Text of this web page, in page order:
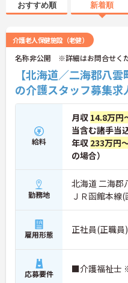
おすすめ順 新着順
介護老人保健施設（老健）
名称非公開 ※詳細はお問合せく
【北海道／二海郡八
の介護スタッフ募集求
給料
月収 14.8万円
当含む諸手当込
年収 233万円
の場合）
勤務地
北海道 二海郡
ＪＲ函館本線
雇用形態 正社員(正職員)
応募要件 ■介護福祉士